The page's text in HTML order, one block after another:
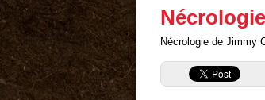
Nécrologie de Jimmy